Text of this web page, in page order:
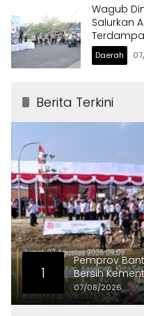
Wagub
Salurkan
Daerah
Berita Terkini
1
Pemprov
Bersih
07/08/2026